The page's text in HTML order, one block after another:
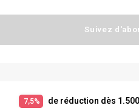
Suivez
7,5% de réduction dès